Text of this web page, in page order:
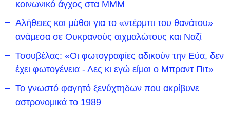
κοινωνικό άγχος στα ΜΜΜ
Αλήθειες και μύθοι για το «ντέρμπι του θανάτου»
ανάμεσα σε Ουκρανούς αιχμαλώτους και Ναζί
Τσουβέλας: «Οι φωτογραφίες αδικούν την Εύα, δεν
έχει φωτογένεια - Λες κι εγώ είμαι ο Μπραντ Πιτ»
Το γνωστό φαγητό ξενύχτηδων που ακρίβυνε
αστρονομικά το 1989